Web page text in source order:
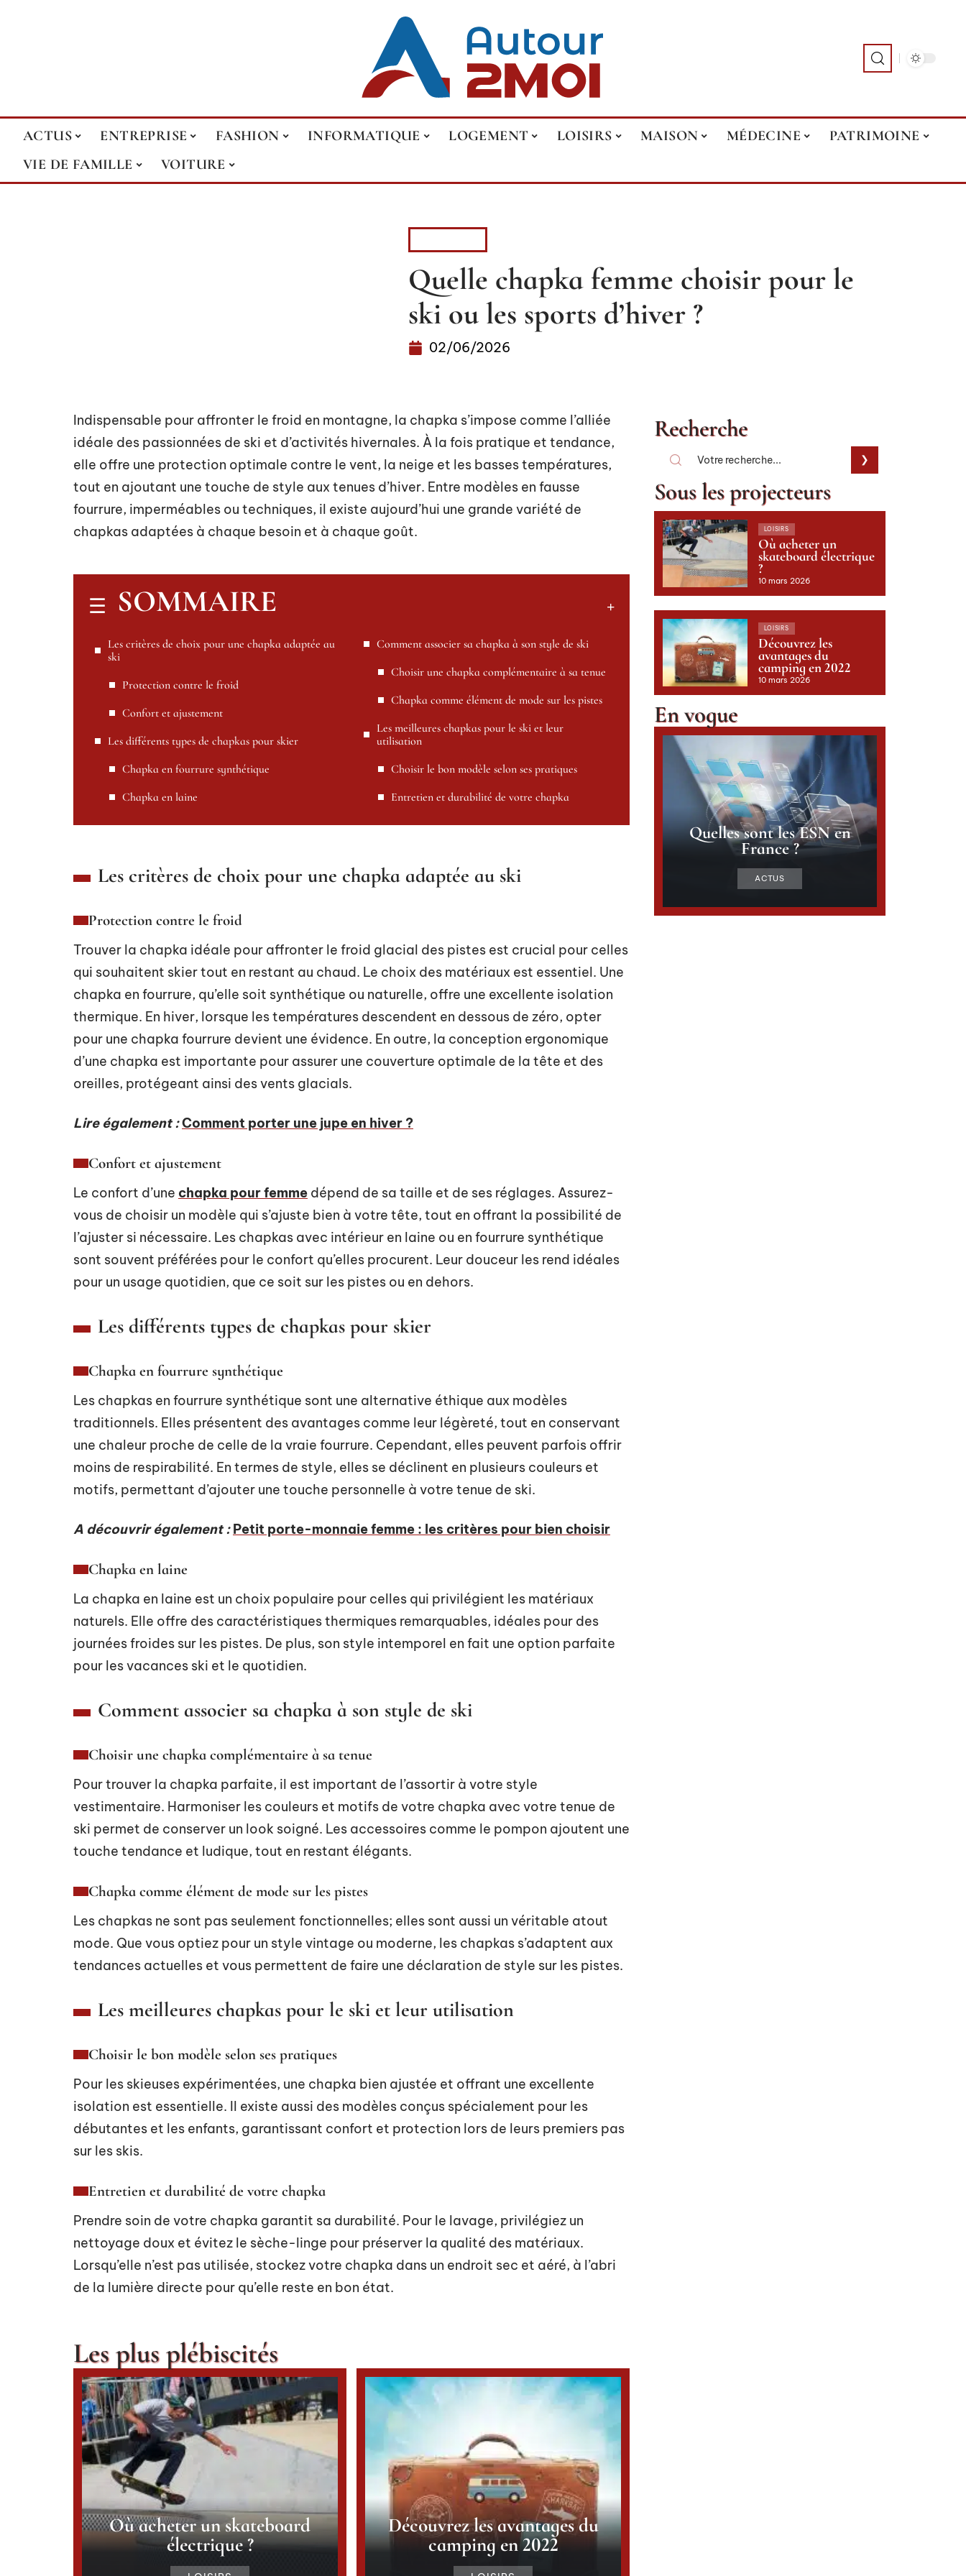
ACTUS ENTREPRISE FASHION INFORMATIQUE LOGEMENT LOISIRS MAISON MÉDECINE
PATRIMOINE
VIE DE FAMILLE
VOITURE
Quelle chapka femme choisir pour le
ski ou les sports d’hiver ?
02/06/2026
Indispensable pour affronter le froid en montagne, la chapka s’impose comme l’alliée
idéale des passionnées de ski et d’activités hivernales. À la fois pratique et tendance,
elle offre une protection optimale contre le vent, la neige et les basses températures,
tout en ajoutant une touche de style aux tenues d’hiver. Entre modèles en fausse
fourrure, imperméables ou techniques, il existe aujourd’hui une grande variété de
chapkas adaptées à chaque besoin et à chaque goût.
SOMMAIRE
Les critères de choix pour une chapka adaptée au
ski
Protection contre le froid
Confort et ajustement
Les différents types de chapkas pour skier
Chapka en fourrure synthétique
Chapka en laine
Comment associer sa chapka à son style de ski
Choisir une chapka complémentaire à sa tenue
Chapka comme élément de mode sur les pistes
Les meilleures chapkas pour le ski et leur
utilisation
Choisir le bon modèle selon ses pratiques
Entretien et durabilité de votre chapka
Les critères de choix pour une chapka adaptée au ski
Protection contre le froid
Trouver la chapka idéale pour affronter le froid glacial des pistes est crucial pour celles
qui souhaitent skier tout en restant au chaud. Le choix des matériaux est essentiel. Une
chapka en fourrure, qu’elle soit synthétique ou naturelle, offre une excellente isolation
thermique. En hiver, lorsque les températures descendent en dessous de zéro, opter
pour une chapka fourrure devient une évidence. En outre, la conception ergonomique
d’une chapka est importante pour assurer une couverture optimale de la tête et des
oreilles, protégeant ainsi des vents glacials.
Lire également :Comment porter une jupe en hiver ?
Confort et ajustement
Le confort d’une chapka pour femme dépend de sa taille et de ses réglages. Assurez-
vous de choisir un modèle qui s’ajuste bien à votre tête, tout en offrant la possibilité de
l’ajuster si nécessaire. Les chapkas avec intérieur en laine ou en fourrure synthétique
sont souvent préférées pour le confort qu’elles procurent. Leur douceur les rend idéales
pour un usage quotidien, que ce soit sur les pistes ou en dehors.
Les différents types de chapkas pour skier
Chapka en fourrure synthétique
Les chapkas en fourrure synthétique sont une alternative éthique aux modèles
traditionnels. Elles présentent des avantages comme leur légèreté, tout en conservant
une chaleur proche de celle de la vraie fourrure. Cependant, elles peuvent parfois offrir
moins de respirabilité. En termes de style, elles se déclinent en plusieurs couleurs et
motifs, permettant d’ajouter une touche personnelle à votre tenue de ski.
A découvrir également : Petit porte-monnaie femme : les critères pour bien choisir
Chapka en laine
La chapka en laine est un choix populaire pour celles qui privilégient les matériaux
naturels. Elle offre des caractéristiques thermiques remarquables, idéales pour des
journées froides sur les pistes. De plus, son style intemporel en fait une option parfaite
pour les vacances ski et le quotidien.
Comment associer sa chapka à son style de ski
Choisir une chapka complémentaire à sa tenue
Pour trouver la chapka parfaite, il est important de l’assortir à votre style
vestimentaire. Harmoniser les couleurs et motifs de votre chapka avec votre tenue de
ski permet de conserver un look soigné. Les accessoires comme le pompon ajoutent une
touche tendance et ludique, tout en restant élégants.
Chapka comme élément de mode sur les pistes
Les chapkas ne sont pas seulement fonctionnelles; elles sont aussi un véritable atout
mode. Que vous optiez pour un style vintage ou moderne, les chapkas s’adaptent aux
tendances actuelles et vous permettent de faire une déclaration de style sur les pistes.
Les meilleures chapkas pour le ski et leur utilisation
Choisir le bon modèle selon ses pratiques
Pour les skieuses expérimentées, une chapka bien ajustée et offrant une excellente
isolation est essentielle. Il existe aussi des modèles conçus spécialement pour les
débutantes et les enfants, garantissant confort et protection lors de leurs premiers pas
sur les skis.
Entretien et durabilité de votre chapka
Prendre soin de votre chapka garantit sa durabilité. Pour le lavage, privilégiez un
nettoyage doux et évitez le sèche-linge pour préserver la qualité des matériaux.
Lorsqu’elle n’est pas utilisée, stockez votre chapka dans un endroit sec et aéré, à l’abri
de la lumière directe pour qu’elle reste en bon état.
Les plus plébiscités
Où acheter un skateboard
électrique ?
Découvrez les avantages du
camping en 2022
Recherche
Sous les projecteurs
LOISIRS
Où acheter un
skateboard électrique
?
10 mars 2026
LOISIRS
Découvrez les
avantages du
camping en 2022
10 mars 2026
En vogue
Quelles sont les ESN en
France ?
ACTUS